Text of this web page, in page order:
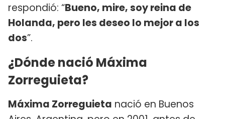
respondió: “Bueno, mire, soy reina de
Holanda, pero les deseo lo mejor a los
dos”.
¿Dónde nació Máxima
Zorreguieta?
Máxima Zorreguieta nació en Buenos